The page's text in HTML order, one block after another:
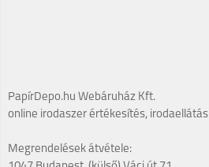
PapírDepo.hu Webáruház Kft.
online irodaszer értékesítés, irodaellátás
Megrendelések átvétele: